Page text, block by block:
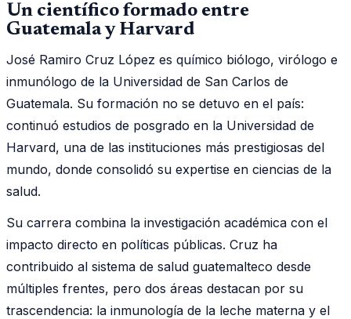
Un científico formado entre
Guatemala y Harvard
José Ramiro Cruz López es químico biólogo, virólogo e
inmunólogo de la Universidad de San Carlos de
Guatemala. Su formación no se detuvo en el país:
continuó estudios de posgrado en la Universidad de
Harvard, una de las instituciones más prestigiosas del
mundo, donde consolidó su expertise en ciencias de la
salud.
Su carrera combina la investigación académica con el
impacto directo en políticas públicas. Cruz ha
contribuido al sistema de salud guatemalteco desde
múltiples frentes, pero dos áreas destacan por su
trascendencia: la inmunología de la leche materna y el